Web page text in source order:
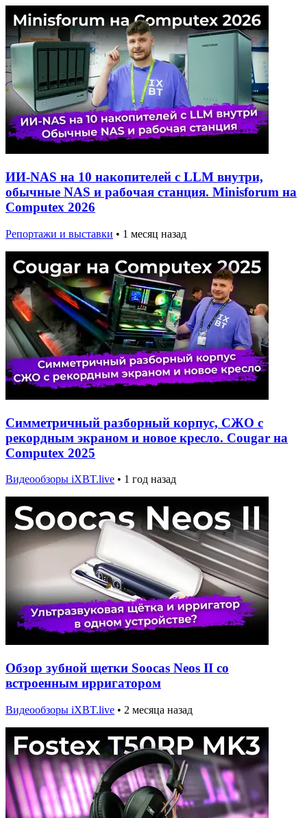
ИИ-NAS на 10 накопителей с LLM внутри,
обычные NAS и рабочая станция. Minisforum на
Computex 2026
Репортажи и выставки • 1 месяц назад
Симметричный разборный корпус, СЖО с
рекордным экраном и новое кресло. Cougar на
Computex 2025
Видеообзоры iXBT.live • 1 год назад
Обзор зубной щетки Soocas Neos II со
встроенным ирригатором
Видеообзоры iXBT.live • 2 месяца назад